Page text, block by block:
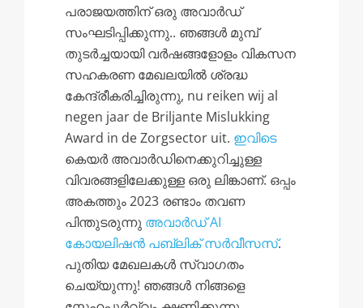
പരാജയത്തിന് ഒരു അവാർഡ്
സംഘടിപ്പിക്കുന്നു.. ഞങ്ങൾ മുമ്പ്
തുടർച്ചയായി വർഷങ്ങളോളം വികസന
സഹകരണ മേഖലയിൽ ശ്രദ്ധ
കേന്ദ്രീകരിച്ചിരുന്നു, nu reiken wij al
negen jaar de Briljante Mislukking
Award in de Zorgsector uit. ഇവിടെ
കെയർ അവാർഡിനെക്കുറിച്ചുള്ള
വിവരങ്ങളിലേക്കുള്ള ഒരു ലിങ്കാണ്. ഒപ്പം
അകത്തും 2023 രണ്ടാം തവണ
പിന്തുടരുന്നു അവാർഡ് AI
കോയലിഷൻ പബ്ലിക് സർവീസസ്.
പുതിയ മേഖലകൾ സ്വാഗതം
ചെയ്യുന്നു! ഞങ്ങൾ നിങ്ങളെ